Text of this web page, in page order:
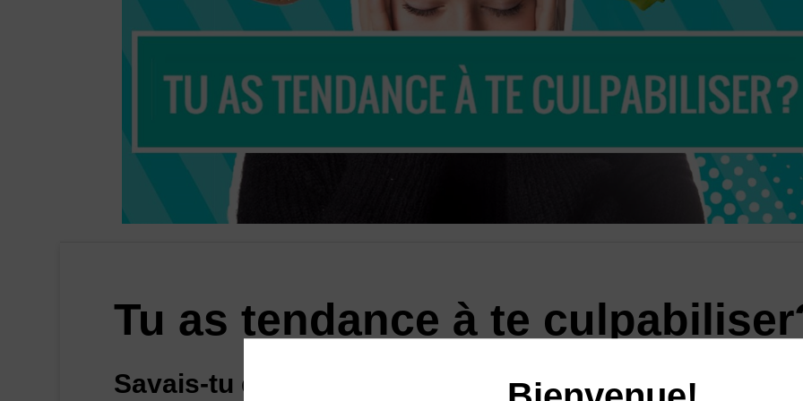
Tu as tendance à te
Savais-tu que les diététistes-nutritionnistes sont les